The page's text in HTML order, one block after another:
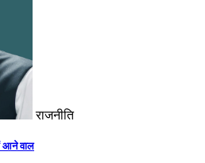
राजनीति
आने वाल